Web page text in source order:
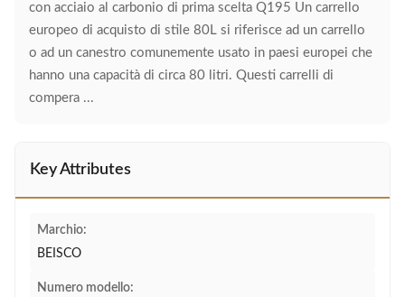
con acciaio al carbonio di prima scelta Q195 Un carrello
europeo di acquisto di stile 80L si riferisce ad un carrello
o ad un canestro comunemente usato in paesi europei che
hanno una capacità di circa 80 litri. Questi carrelli di
compera ...
Key Attributes
Marchio:
BEISCO
Numero modello: